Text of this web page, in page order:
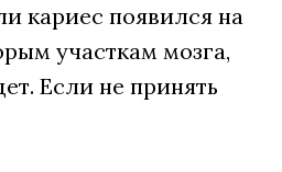
кариес появился на
участкам мозга,
Если не принять